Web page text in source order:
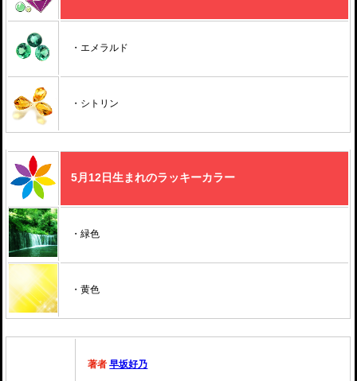
・エメラルド
・シトリン
5月12日生まれのラッキーカラー
・緑色
・黄色
著者 早坂好乃